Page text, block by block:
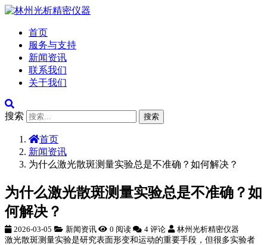
首页
服务与支持
新闻资讯
联系我们
关于我们
搜索 搜索
首页
新闻资讯
为什么激光散斑测量实验总是不准确？如何解决？
为什么激光散斑测量实验总是不准确？如
何解决？
2026-03-05 新闻资讯 0 阅读 4 评论 林州光析精密仪器
激光散斑测量实验是研究表面形变和运动的重要手段，但很多实验者